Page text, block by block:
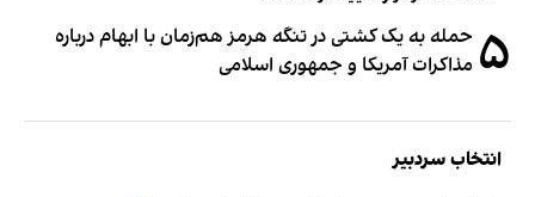
۵ حمله به یک کشتی در تنگه هرمز هم‌زمان با ابهام درباره
مذاکرات آمریکا و جمهوری اسلامی
انتخاب سردبیر